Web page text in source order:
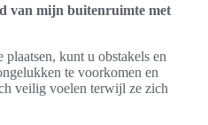
van mijn buitenruimte met
kunt u obstakels en
te voorkomen en
veilig voelen terwijl ze zich